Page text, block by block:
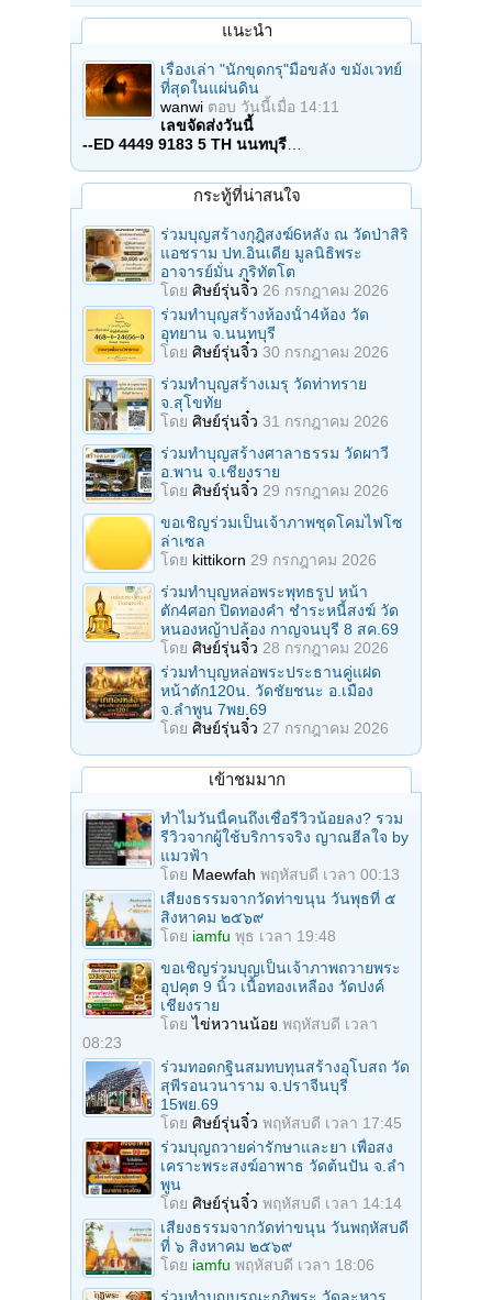
แนะนำ
เรื่องเล่า "นักขุดกรุ"มือขลัง ขมังเวทย์
ที่สุดในแผ่นดิน
wanwi ตอบ วันนี้เมื่อ 14:11
เลขจัดส่งวันนี้
--ED 4449 9183 5 TH นนทบุรี
กระทู้ที่น่าสนใจ
ร่วมบุญสร้างกุฎิสงฆ์6หลัง ณ วัดป่าสิริ
แอชราม ปท.อินเดีย มูลนิธิพระ
อาจารย์มั่น ภูริทัตโต
โดย ศิษย์รุ่นจิ๋ว 26 กรกฎาคม 2026
ร่วมทําบุญสร้างห้องนั้า4ห้อง วัด
อุทยาน จ.นนทบุรี
โดย ศิษย์รุ่นจิ๋ว 30 กรกฎาคม 2026
ร่วมทําบุญสร้างเมรุ วัดท่าทราย
จ.สุโขทัย
โดย ศิษย์รุ่นจิ๋ว 31 กรกฎาคม 2026
ร่วมทําบุญสร้างศาลาธรรม วัดผาวี
อ.พาน จ.เชียงราย
โดย ศิษย์รุ่นจิ๋ว 29 กรกฎาคม 2026
ขอเชิญร่วมเป็นเจ้าภาพชุดโคมไฟโซ
ล่าเซล
โดย kittikorn 29 กรกฎาคม 2026
ร่วมทําบุญหล่อพระพุทธรูป หน้า
ตัก4ศอก ปิดทองคํา ชําระหนี้สงฆ์ วัด
หนองหญ้าปล้อง กาญจนบุรี 8 สค.69
โดย ศิษย์รุ่นจิ๋ว 28 กรกฎาคม 2026
ร่วมทําบุญหล่อพระประธานคู่แฝด
หน้าตัก120น. วัดชัยชนะ อ.เมือง
จ.ลำพูน 7พย.69
โดย ศิษย์รุ่นจิ๋ว 27 กรกฎาคม 2026
เข้าชมมาก
ทำไมวันนี้คนถึงเชื่อรีวิวน้อยลง? รวม
รีวิวจากผู้ใช้บริการจริง ญาณฮีลใจ by
แมวฟ้า
โดย Maewfah พฤหัสบดี เวลา 00:13
เสียงธรรมจากวัดท่าขนุน วันพุธที่ ๕
สิงหาคม ๒๕๖๙
โดย iamfu พุธ เวลา 19:48
ขอเชิญร่วมบุญเป็นเจ้าภาพถวายพระ
อุปคุต 9 นิ้ว เนื้อทองเหลือง วัดปงค์
เชียงราย
โดยไข่หวานน้อย พฤหัสบดี เวลา
08:23
ร่วมทอดกฐินสมทบทุนสร้างอุโบสถ วัด
สุพีรอนวนาราม จ.ปราจีนบุรี
15พย.69
โดย ศิษย์รุ่นจิ๋ว พฤหัสบดี เวลา 17:45
ร่วมบุญถวายค่ารักษาและยา เพื่อสง
เคราะพระสงฆ์อาพาธ วัดต้นปัน จ.ลํา
พูน
โดย ศิษย์รุ่นจิ๋ว พฤหัสบดี เวลา 14:14
เสียงธรรมจากวัดท่าขนุน วันพฤหัสบดี
ที่ ๖ สิงหาคม ๒๕๖๙
โดย iamfu พฤหัสบดี เวลา 18:06